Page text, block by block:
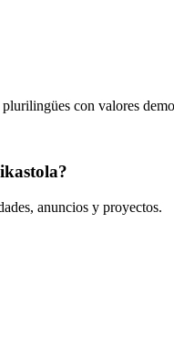
con valores
anuncios y proyectos.